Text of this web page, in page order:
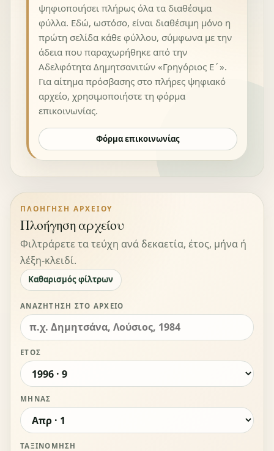
ψηφιοποιήσει πλήρως όλα τα διαθέσιμα
φύλλα. Εδώ, ωστόσο, είναι διαθέσιμη μόνο η
πρώτη σελίδα κάθε φύλλου, σύμφωνα με την
άδεια που παραχωρήθηκε από την
Αδελφότητα Δημητσανιτών «Γρηγόριος Ε΄».
Για αίτημα πρόσβασης στο πλήρες ψηφιακό
αρχείο, χρησιμοποιήστε τη φόρμα
επικοινωνίας.
Φόρμα επικοινωνίας
ΠΛΟΉΓΗΣΗ ΑΡΧΕΊΟΥ
Πλοήγηση αρχείου
Φιλτράρετε τα τεύχη ανά δεκαετία, έτος, μήνα ή
λέξη-κλειδί.
Καθαρισμός φίλτρων
ΑΝΑΖΉΤΗΣΗ ΣΤΟ ΑΡΧΕΊΟ
ΈΤΟΣ
ΜΉΝΑΣ
ΤΑΞΙΝΌΜΗΣΗ